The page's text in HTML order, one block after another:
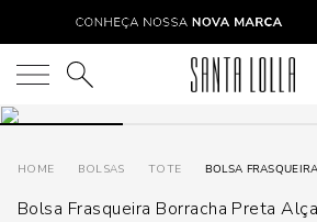
O que você está procurando?
BOLSAS TOTE
Bolsa Frasqueira Borracha Preta